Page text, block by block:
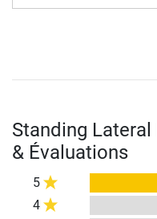
Standing Lateral
& Évaluations
5
4